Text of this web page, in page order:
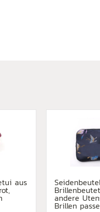
aus
andere
Brillen